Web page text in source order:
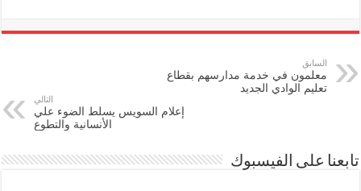
السابق
معلمون في خدمة مدارسهم بقطاع
تعليم الوادي الجديد
التالي
إعلام السويس يسلط الضوء علي
الأنسانية والتطوع
تابعنا على الفيسبوك